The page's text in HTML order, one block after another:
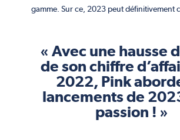
gamme. Sur ce, 2023 peut définitivement
« Avec une hausse
de son chiffre
2022, Pink
lancements de
passion ! »